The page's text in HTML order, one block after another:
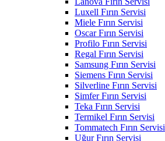
Luxell Fırın Servisi
Miele Fırın Servisi
Oscar Fırın Servisi
Profilo Fırın Servisi
Regal Fırın Servisi
Samsung Fırın Servisi
Siemens Fırın Servisi
Silverline Fırın Servisi
Simfer Fırın Servisi
Teka Fırın Servisi
Termikel Fırın Servisi
Tommatech Fırın Servisi
Uğur Fırın Servisi